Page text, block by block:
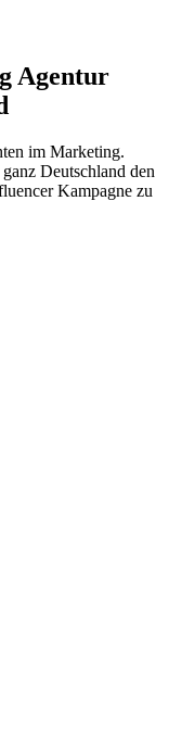
Agentur
im Marketing.
Deutschland den
Kampagne zu